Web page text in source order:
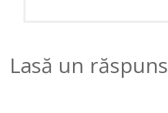
Lasă un răspuns